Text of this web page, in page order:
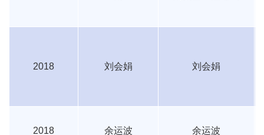
2018 刘会娟 刘会娟
2018 余运波 余运波